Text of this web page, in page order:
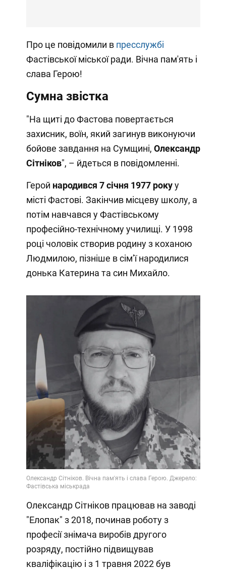
Про це повідомили в пресслужбі
Фастівської міської ради. Вічна пам'ять і
слава Герою!
Сумна звістка
"На щиті до Фастова повертається
захисник, воїн, який загинув виконуючи
бойове завдання на Сумщині, Олександр
Сітніков", – йдеться в повідомленні.
Герой народився 7 січня 1977 рокуу
місті Фастові. Закінчив місцеву школу, а
потім навчався у Фастівському
професійно-технічному училищі. У 1998
році чоловік створив родину з коханою
Людмилою, пізніше в сім’ї народилися
донька Катерина та син Михайло.
Олександр Сітніков працював на заводі
"Елопак" з 2018, починав роботу з
професії знімача виробів другого
розряду, постійно підвищував
кваліфікацію і з 1 травня 2022 був